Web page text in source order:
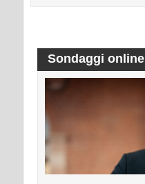
Sondaggi online